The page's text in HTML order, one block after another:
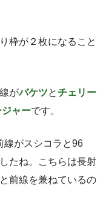
枠が２枚になること
がバケツとチェリー
ャーです。
線がスシコラと96
たね。こちらは長射
前線を兼ねているの